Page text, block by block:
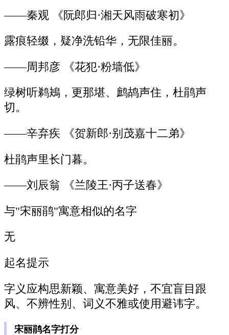
——秦观 《阮郎归·湘天风雨破寒初》
露痕轻缀，疑净洗铅华，无限佳丽。
——周邦彦 《花犯·粉墙低》
绿树听鹈鴂，更那堪、鹧鸪声住，杜鹃声
切。
——辛弃疾 《贺新郎·别茂嘉十二弟》
杜鹃声里长门暮。
——刘辰翁 《兰陵王·丙子送春》
与"宋丽鹃"寓意相似的名字
无
起名提示
字义应构思新颖、寓意美好，不宜盲目跟
风、不辨性别、词义不雅或使用避讳字。
宋丽鹃名字打分